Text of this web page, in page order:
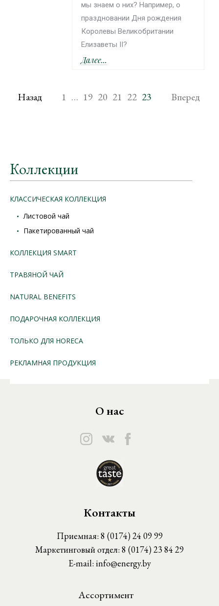
мы знаем о них? Например, о
праздновании Дня рождения
Королевы Великобритании
Елизаветы II?
Далее...
Назад 1 … 19 20 21 22 23 Вперед
Коллекции
КЛАССИЧЕСКАЯ КОЛЛЕКЦИЯ
Листовой чай
Пакетированный чай
КОЛЛЕКЦИЯ SMART
ТРАВЯНОЙ ЧАЙ
NATURAL BENEFITS
ПОДАРОЧНАЯ КОЛЛЕКЦИЯ
ТОЛЬКО ДЛЯ HORECA
РЕКЛАМНАЯ ПРОДУКЦИЯ
О нас
Контакты
Приемная: 8 (0174) 24 09 99
Маркетинговый отдел: 8 (0174) 23 84 29
E-mail: info@energy.by
Ассортимент